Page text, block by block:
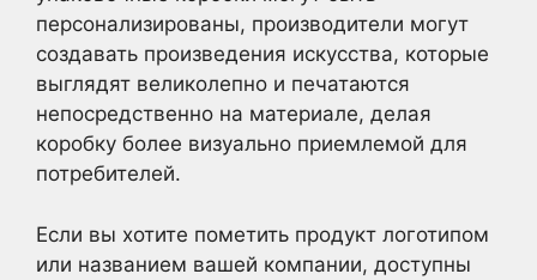
персонализированы, производители могут
создавать произведения искусства, которые
выглядят великолепно и печатаются
непосредственно на материале, делая
коробку более визуально приемлемой для
потребителей.
Если вы хотите пометить продукт логотипом
или названием вашей компании, доступны